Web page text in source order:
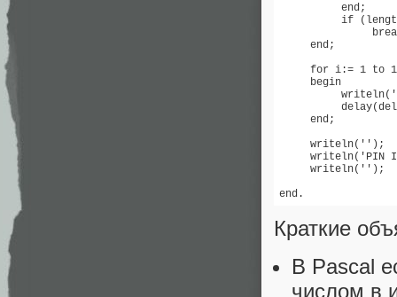
          end;
if
     end;
for i:= 1 to
     begin
     end;
     writeln('');
writeln('PIN
     writeln('');
end.
Краткие
В Pascal
числом в